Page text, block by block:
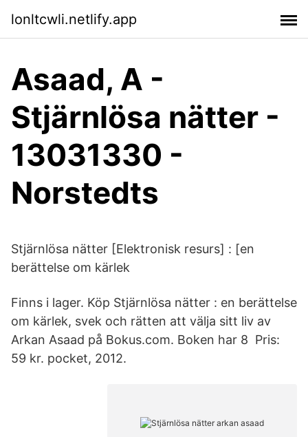
lonltcwli.netlify.app
Asaad, A -
Stjärnlösa nätter -
13031330 -
Norstedts
Stjärnlösa nätter [Elektronisk resurs] : [en
berättelse om kärlek
Finns i lager. Köp Stjärnlösa nätter : en berättelse
om kärlek, svek och rätten att välja sitt liv av
Arkan Asaad på Bokus.com. Boken har 8 Pris:
59 kr. pocket, 2012.